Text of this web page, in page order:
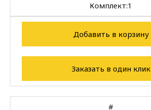
Комплект:1
Добавить в корзину
Заказать в один клик
#